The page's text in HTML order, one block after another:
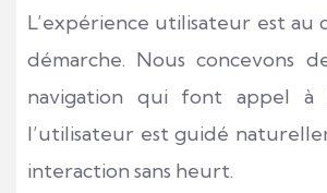
L’expérience utilisateur est
démarche. Nous concevons
navigation qui font appel à
l’utilisateur est guidé
interaction sans heurt.